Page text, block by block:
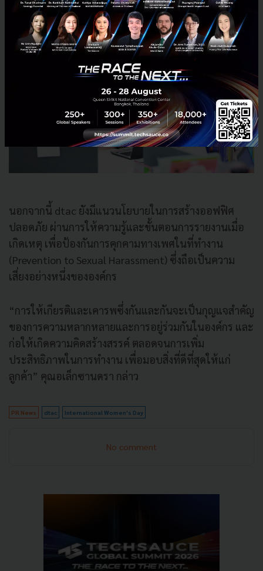
นอกจากนี้ dtac ยังมีแนวนโยบายในการสร้างออฟฟิศ
ปลอดภัย ผ่านการให้ความรู้และขั้นตอนการรายงานเมื่อ
เกิดเหตุ เพื่อป้องกันการคุกคามทางเพศในที่ทำงาน
(Prevention to Sexual Harassment) ซึ่งถือเป็นความ
เสี่ยงอย่างหนึ่งขององค์กร
“การให้เกียรติและเคารพซึ่งกันและกันจะเป็นกุญแจสำคัญ
ของการความหลากหลายและการอยู่ร่วมกันในองค์กร และ
ก่อให้เกิดความคิดสร้างสรรค์ ตลอดจนการเพิ่ม
ประสิทธิภาพในการทำงาน เพื่อมอบสิ่งที่ดีที่สุดให้แก่
ลูกค้า” คุณอเล็กซานดรา กล่าว
PR News dtac International Women's Day
No comment